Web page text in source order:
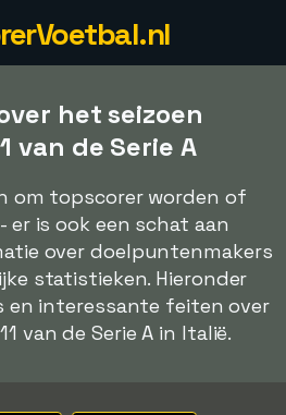
het seizoen
van de Serie A
om topscorer worden of
er is ook een schat aan
over doelpuntenmakers
statistieken. Hieronder
en interessante feiten over
van de Serie A in Italië.